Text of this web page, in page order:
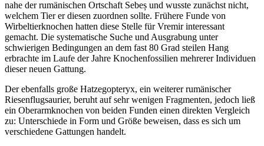
nahe der rumänischen Ortschaft Sebeș und wusste zunächst nicht,
welchem Tier er diesen zuordnen sollte. Frühere Funde von
Wirbeltierknochen hatten diese Stelle für Vremir interessant
gemacht. Die systematische Suche und Ausgrabung unter
schwierigen Bedingungen an dem fast 80 Grad steilen Hang
erbrachte im Laufe der Jahre Knochenfossilien mehrerer Individuen
dieser neuen Gattung.
Der ebenfalls große Hatzegopteryx, ein weiterer rumänischer
Riesenflugsaurier, beruht auf sehr wenigen Fragmenten, jedoch ließ
ein Oberarmknochen von beiden Funden einen direkten Vergleich
zu: Unterschiede in Form und Größe beweisen, dass es sich um
verschiedene Gattungen handelt.